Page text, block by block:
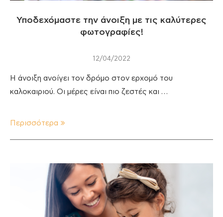
Υποδεχόμαστε την άνοιξη με τις καλύτερες
φωτογραφίες!
12/04/2022
Η άνοιξη ανοίγει τον δρόμο στον ερχομό του
καλοκαιριού. Οι μέρες είναι πιο ζεστές και …
Περισσότερα